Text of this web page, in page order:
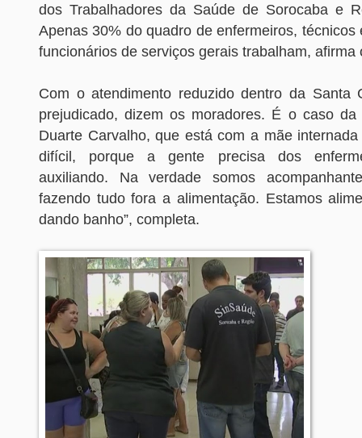
dos Trabalhadores da Saúde de Sorocaba e
Apenas 30% do quadro de enfermeiros, técnicos
funcionários de serviços gerais trabalham, afirma
Com o atendimento reduzido dentro da Santa
prejudicado, dizem os moradores. É o caso da
Duarte Carvalho, que está com a mãe internada
difícil, porque a gente precisa dos
auxiliando. Na verdade somos
fazendo tudo fora a alimentação. Estamos
dando banho”, completa.